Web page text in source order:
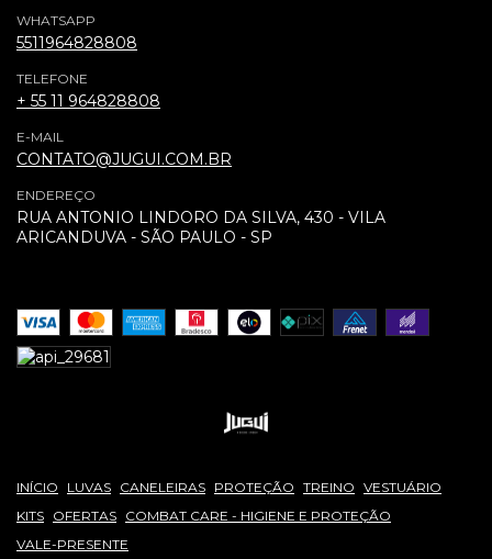
WHATSAPP
5511964828808
TELEFONE
+ 55 11 964828808
E-MAIL
CONTATO@JUGUI.COM.BR
ENDEREÇO
RUA ANTONIO LINDORO DA SILVA, 430 - VILA
ARICANDUVA - SÃO PAULO - SP
INÍCIO LUVAS CANELEIRAS PROTEÇÃO TREINO VESTUÁRIO
KITS OFERTAS COMBAT CARE - HIGIENE E PROTEÇÃO
VALE-PRESENTE